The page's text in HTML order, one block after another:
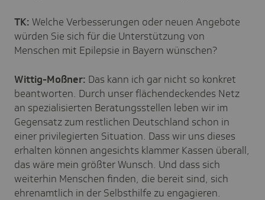
TK: Welche Verbesserungen oder neuen Angebote
würden Sie sich für die Unterstützung von
Menschen mit Epilepsie in Bayern wünschen?
Wittig-Moßner: Das kann ich gar nicht so konkret
beantworten. Durch unser flächendeckendes Netz
an spezialisierten Beratungsstellen leben wir im
Gegensatz zum restlichen Deutschland schon in
einer privilegierten Situation. Dass wir uns dieses
erhalten können angesichts klammer Kassen überall,
das wäre mein größter Wunsch. Und dass sich
weiterhin Menschen finden, die bereit sind, sich
ehrenamtlich in der Selbsthilfe zu engagieren.